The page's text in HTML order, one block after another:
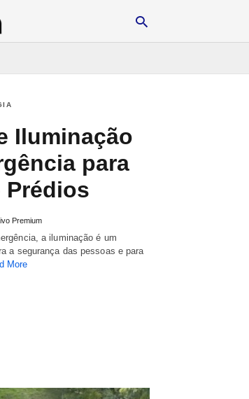
Iluminação
para
Prédios
Premium
a iluminação é um
a segurança das pessoas e para
More